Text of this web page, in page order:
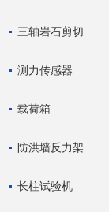
三轴岩石剪切
测力传感器
载荷箱
防洪墙反力架
长柱试验机